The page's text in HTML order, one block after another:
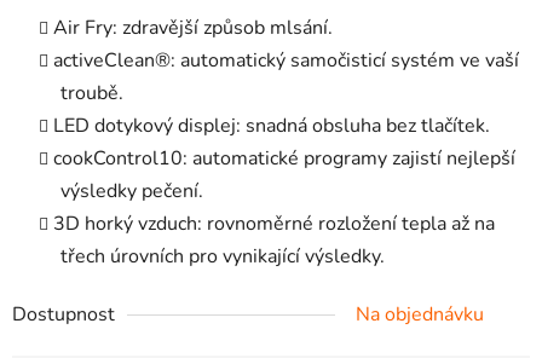
Air Fry: zdravější způsob mlsání.
activeClean®: automatický samočisticí systém ve vaší
troubě.
LED dotykový displej: snadná obsluha bez tlačítek.
cookControl10: automatické programy zajistí nejlepší
výsledky pečení.
3D horký vzduch: rovnoměrné rozložení tepla až na
třech úrovních pro vynikající výsledky.
Dostupnost Na objednávku